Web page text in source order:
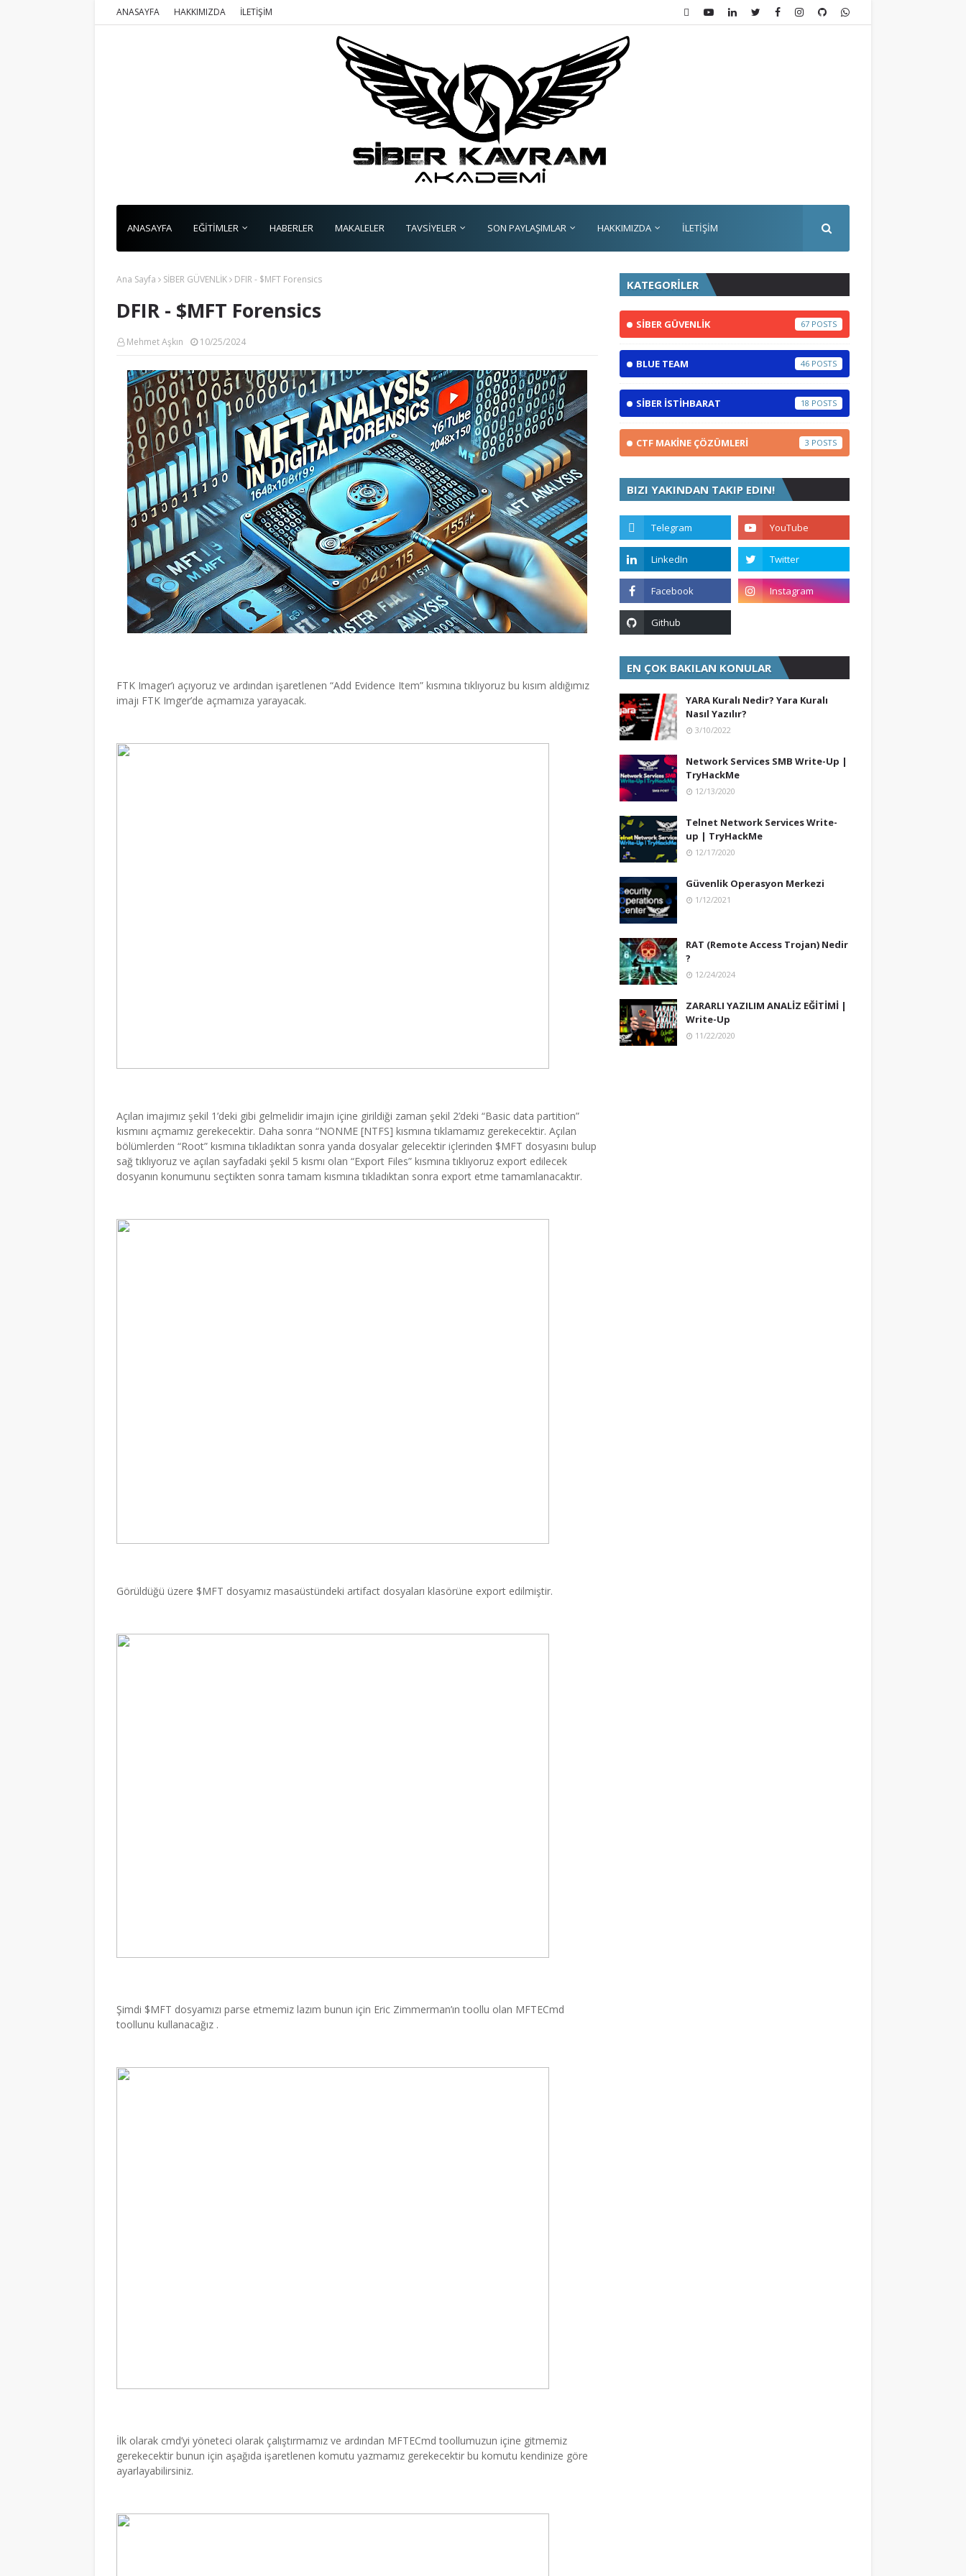
ANASAYFA HAKKIMIZDA İLETİŞİM
ANASAYFA EĞİTİMLER HABERLER MAKALELER TAVSİYELER SON PAYLAŞIMLAR HAKKIMIZDA İLETİŞİM
Ana Sayfa SİBER GÜVENLİK DFIR - $MFT Forensics
DFIR - $MFT Forensics
Mehmet Aşkın 10/25/2024
FTK Imager’ı açıyoruz ve ardından işaretlenen “Add Evidence Item” kısmına tıklıyoruz bu kısım aldığımız
imajı FTK Imger’de açmamıza yarayacak.
Açılan imajımız şekil 1’deki gibi gelmelidir imajın içine girildiği zaman şekil 2’deki “Basic data partition”
kısmını açmamız gerekecektir. Daha sonra “NONME [NTFS] kısmına tıklamamız gerekecektir. Açılan
bölümlerden “Root” kısmına tıkladıktan sonra yanda dosyalar gelecektir içlerinden $MFT dosyasını bulup
sağ tıklıyoruz ve açılan sayfadaki şekil 5 kısmı olan “Export Files” kısmına tıklıyoruz export edilecek
dosyanın konumunu seçtikten sonra tamam kısmına tıkladıktan sonra export etme tamamlanacaktır.
Görüldüğü üzere $MFT dosyamız masaüstündeki artifact dosyaları klasörüne export edilmiştir.
Şimdi $MFT dosyamızı parse etmemiz lazım bunun için Eric Zimmerman’ın toollu olan MFTECmd
toollunu kullanacağız .
İlk olarak cmd’yi yöneteci olarak çalıştırmamız ve ardından MFTECmd toollumuzun içine gitmemiz
gerekecektir bunun için aşağıda işaretlenen komutu yazmamız gerekecektir bu komutu kendinize göre
ayarlayabilirsiniz.
KATEGORİLER
SİBER GÜVENLİK 67
BLUE TEAM 46
SİBER İSTİHBARAT 18
CTF MAKİNE ÇÖZÜMLERİ 3
BIZI YAKINDAN TAKIP EDIN!
EN ÇOK BAKILAN KONULAR
YARA Kuralı Nedir? Yara Kuralı
Nasıl Yazılır?
3/10/2022
Network Services SMB Write-Up |
TryHackMe
12/13/2020
Telnet Network Services Write-
up | TryHackMe
12/17/2020
Güvenlik Operasyon Merkezi
1/12/2021
RAT (Remote Access Trojan) Nedir
?
12/24/2024
ZARARLI YAZILIM ANALİZ EĞİTİMİ |
Write-Up
11/22/2020